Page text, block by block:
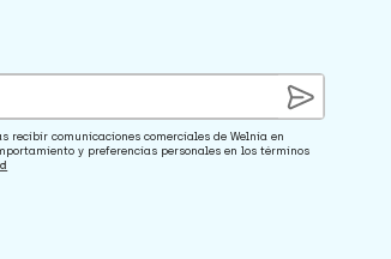
recibir comunicaciones comerciales de Welnia en
y preferencias personales en los términos